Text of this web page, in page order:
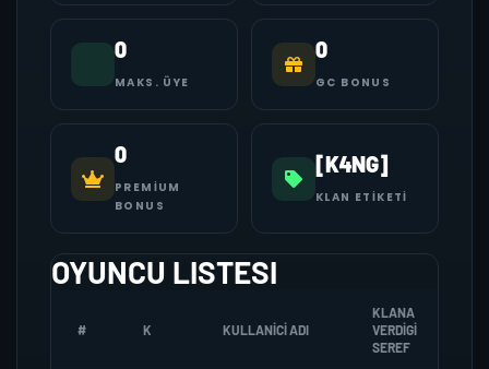
0
MAKS. ÜYE
0
GC BONUS
0
PREMIUM
BONUS
[K4NG]
KLAN ETIKETI
OYUNCU LISTESI
# K KULLANICI ADI
KLANA
VERDIGI
SEREF